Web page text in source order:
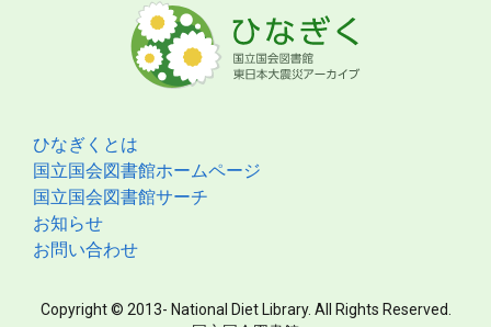
ひなぎくとは
国立国会図書館ホームページ
国立国会図書館サーチ
お知らせ
お問い合わせ
Copyright © 2013- National Diet Library. All Rights Reserved.